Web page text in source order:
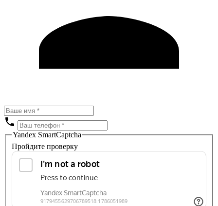
Yandex SmartCaptcha
Пройдите проверку